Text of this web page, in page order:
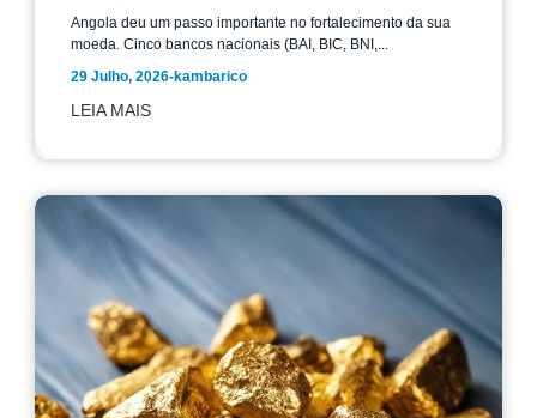
Angola deu um passo importante no fortalecimento da sua
moeda. Cinco bancos nacionais (BAI, BIC, BNI,...
29 Julho, 2026-kambarico
LEIA MAIS